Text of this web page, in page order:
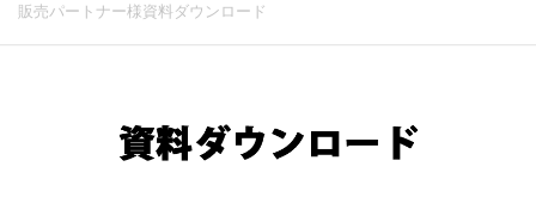
販売パートナー様資料ダウンロード